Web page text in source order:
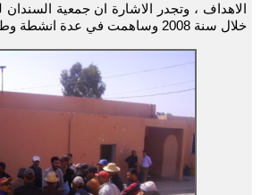
الاهداف ، وتجدر الاشارة ان جمعية
خلال سنة 2008 وساهمت في عدة انشطة وطنية ومحلية .